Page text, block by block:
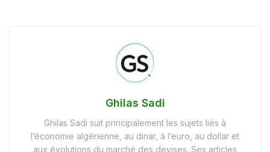
Ghilas Sadi
Ghilas Sadi suit principalement les sujets liés à
l’économie algérienne, au dinar, à l’euro, au dollar et
aux évolutions du marché des devises. Ses articles